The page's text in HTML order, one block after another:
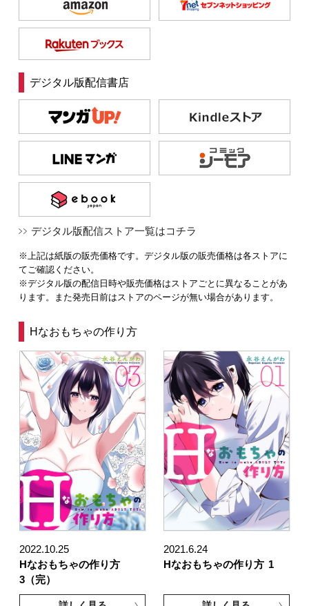
デジタル版配信書店
デジタル版配信ストア一覧はコチラ
※上記は紙版の販売価格です。デジタル版の販売価格は各ストアに
てご確認ください。
※デジタル版の配信日時や販売価格はストアごとに異なることがあ
ります。また発売日前はストアのページが無い場合があります。
Hなおもちゃの作り方
2022.10.25
Hなおもちゃの作り方
3（完）
2021.6.24
Hなおもちゃの作り方 1